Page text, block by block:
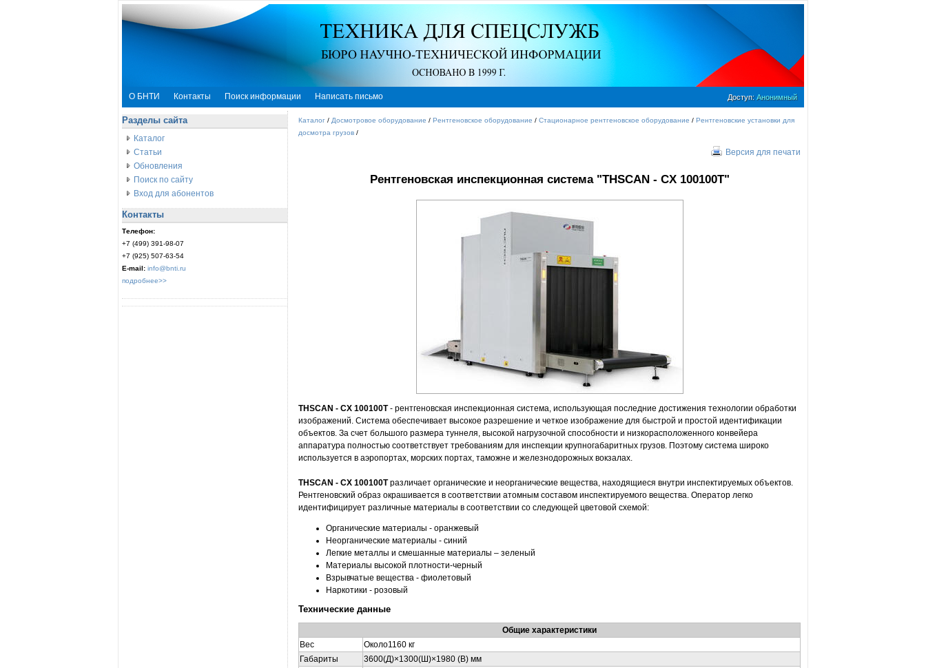
О БНТИ Контакты Поиск информации Написать письмо Доступ: Анонимный
Разделы сайта
Каталог
Статьи
Обновления
Поиск по сайту
Вход для абонентов
Контакты
Телефон:
+7 (499) 391-98-07
+7 (925) 507-63-54
E-mail: info@bnti.ru
подробнее>>
Каталог / Досмотровое оборудование / Рентгеновское оборудование / Стационарное рентгеновское оборудование / Рентгеновские установки для
досмотра грузов /
Версия для печати
Рентгеновская инспекционная система "THSCAN - CX 100100T"
THSCAN - CX 100100T- рентгеновская инспекционная система, использующая последние достижения технологии обработки
изображений. Система обеспечивает высокое разрешение и четкое изображение для быстрой и простой идентификации
объектов. За счет большого размера туннеля, высокой нагрузочной способности и низкорасположенного конвейера
аппаратура полностью соответствует требованиям для инспекции крупногабаритных грузов. Поэтому система широко
используется в аэропортах, морских портах, таможне и железнодорожных вокзалах.
THSCAN - CX 100100Tразличает органические и неорганические вещества, находящиеся внутри инспектируемых объектов.
Рентгеновский образ окрашивается в соответствии атомным составом инспектируемого вещества. Оператор легко
идентифицирует различные материалы в соответствии со следующей цветовой схемой:
Органические материалы - оранжевый
Неорганические материалы - синий
Легкие металлы и смешанные материалы – зеленый
Материалы высокой плотности-черный
Взрывчатые вещества - фиолетовый
Наркотики - розовый
Технические данные
Общие характеристики
Вес
Около1160 кг
Габариты
3600(Д)×1300(Ш)×1980 (В) мм